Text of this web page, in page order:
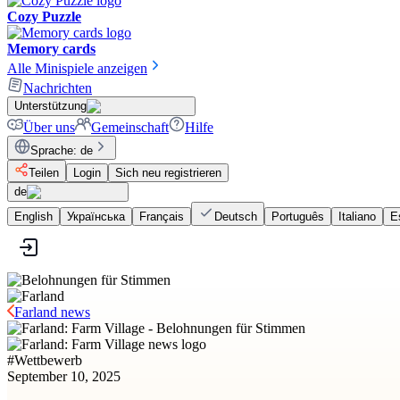
Cozy Puzzle
Memory cards
Alle Minispiele anzeigen
Nachrichten
Unterstützung
Über uns Gemeinschaft Hilfe
Sprache: de
Teilen
Login
Sich neu registrieren
de
English
Українська Français Deutsch Português Italiano
Farland news
#Wettbewerb
September 10, 2025